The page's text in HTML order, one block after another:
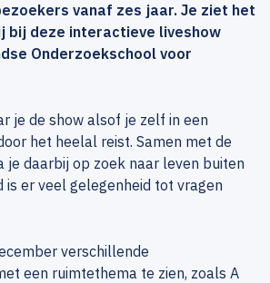
vanaf zes jaar. Je ziet het
bij deze interactieve liveshow
Onderzoekschool voor
je de show alsof je zelf in een
het heelal reist. Samen met de
je daarbij op zoek naar leven buiten
is er veel gelegenheid tot vragen
verschillende
een ruimtethema te zien, zoals A